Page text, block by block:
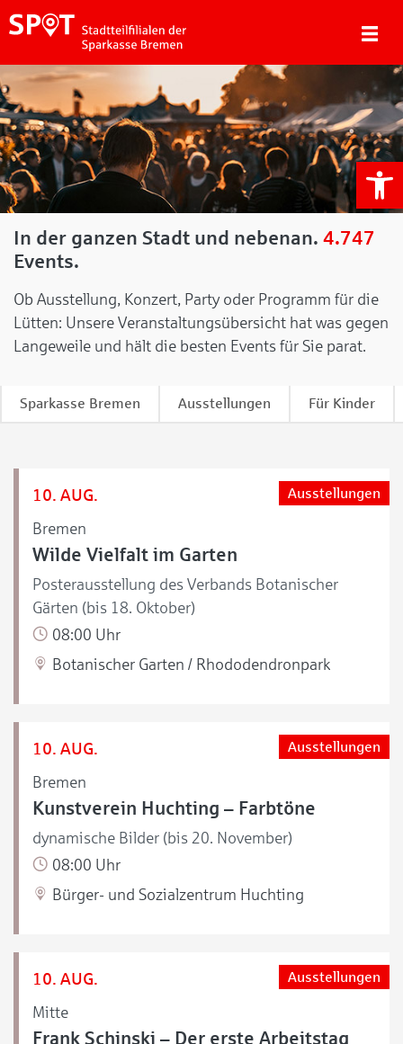
In der ganzen Stadt und nebenan. 4.747
Events.
Ob Ausstellung, Konzert, Party oder Programm für die
Lütten: Unsere Veranstaltungsübersicht hat was gegen
Langeweile und hält die besten Events für Sie parat.
Sparkasse Bremen Ausstellungen Für Kinder
10. AUG.
Bremen
Ausstellungen
Wilde Vielfalt im Garten
Posterausstellung des Verbands Botanischer
Gärten (bis 18. Oktober)
08:00 Uhr
Botanischer Garten / Rhododendronpark
10. AUG.
Bremen
Ausstellungen
Kunstverein Huchting – Farbtöne
dynamische Bilder (bis 20. November)
08:00 Uhr
Bürger- und Sozialzentrum Huchting
10. AUG.
Mitte
Ausstellungen
Frank Schinski – Der erste Arbeitstag